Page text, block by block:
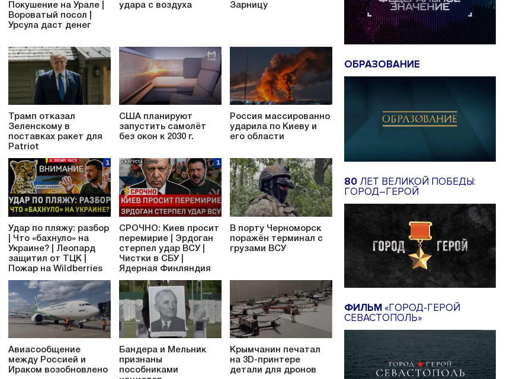
Покушение на Урале |
Вороватый посол |
Урсула даст денег
удара с воздуха
Зарницу
Трамп отказал
Зеленскому в
поставках ракет для
Patriot
США планируют
запустить самолёт
без окон к 2030 г.
Россия массированно
ударила по Киеву и
его области
Удар по пляжу: разбор
| Что «бахнуло» на
Украине? | Леопард
защитил от ТЦК |
Пожар на Wildberries
СРОЧНО: Киев просит
перемирие | Эрдоган
стерпел удар ВСУ |
Чистки в СБУ |
Ядерная Финляндия
В порту Черноморск
поражён терминал с
грузами ВСУ
Авиасообщение
между Россией и
Ираком возобновлено
Бандера и Мельник
признаны
пособниками
Крымчанин печатал
на 3D-принтере
детали для дронов
ОБРАЗОВАНИЕ
80 ЛЕТ ВЕЛИКОЙ ПОБЕДЫ:
ГОРОД–ГЕРОЙ
ФИЛЬМ«ГОРОД-ГЕРОЙ
СЕВАСТОПОЛЬ»